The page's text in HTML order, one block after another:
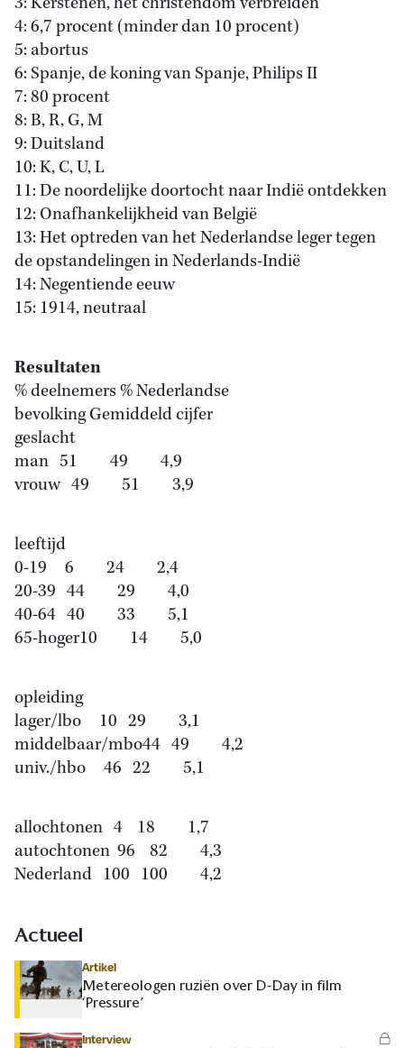
4: 6,7 procent (minder dan 10 procent)
5: abortus
6: Spanje, de koning van Spanje, Philips II
7: 80 procent
8: B, R, G, M
9: Duitsland
10: K, C, U, L
11: De noordelijke doortocht naar Indië ontdekken
12: Onafhankelijkheid van België
13: Het optreden van het Nederlandse leger tegen
de opstandelingen in Nederlands-Indië
14: Negentiende eeuw
15: 1914, neutraal
Resultaten
% deelnemers % Nederlandse
bevolking Gemiddeld cijfer
geslacht
man 51 49 4,9
vrouw 49 51 3,9
leeftijd
0-19 6 24 2,4
20-39 44 29 4,0
40-64 40 33 5,1
65-hoger10 14 5,0
opleiding
lager/lbo 10 29 3,1
middelbaar/mbo44 49 4,2
univ./hbo 46 22 5,1
allochtonen 4 18 1,7
autochtonen 96 82 4,3
Nederland 100 100 4,2
Actueel
Artikel
Metereologen ruziën over D-Day in film
‘Pressure’
Interview